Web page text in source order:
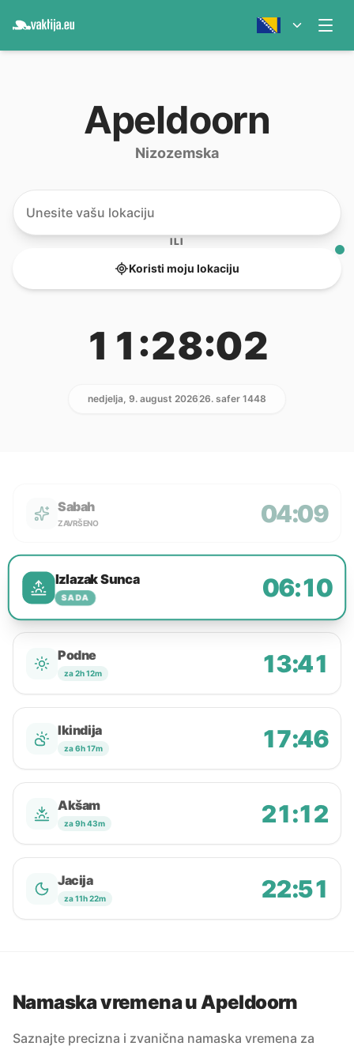
Apeldoorn
Nizozemska
ILI
Koristi moju lokaciju
11:28:02
nedjelja, 9. august 202626. safer 1448
Sabah
ZAVRŠENO 04:09
Izlazak Sunca
SADA 06:10
Podne
za 2h 12m 13:41
Ikindija
za 6h 17m 17:46
Akšam
za 9h 43m 21:12
Jacija
za 11h 22m 22:51
Namaska vremena u Apeldoorn
Saznajte precizna i zvanična namaska vremena za